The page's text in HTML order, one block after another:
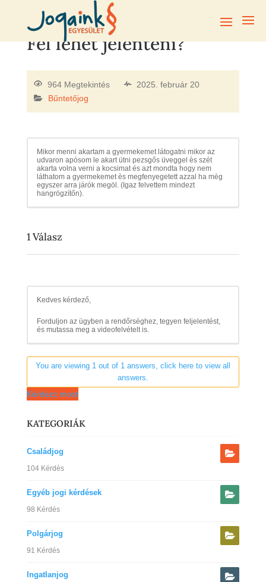
Fel lehet jelenteni?
964 Megtekintés
2025. február 20
Bűntetőjog
Mikor menni akartam a gyermekemet látogatni mikor az
udvaron apósom le akart ütni pezsgős üveggel ès szét
akarta volna verni a kocsimat és azt mondta hogy nem
láthatom a gyermekemet ès megfenyegetett azzal ha mèg
egyszer arra járók megöl. (Igaz felvettem mindezt
hangrögzítőn).
1Válasz
Kedves kérdező,
Forduljon az ügyben a rendőrséghez, tegyen feljelentést,
és mutassa meg a videofelvételt is.
You are viewing 1 out of 1 answers, click here to view all
answers.
Kérdezz most
KATEGORIÁK
Családjog
104 Kérdés
Egyéb jogi kérdések
98 Kérdés
Polgárjog
91 Kérdés
Ingatlanjog